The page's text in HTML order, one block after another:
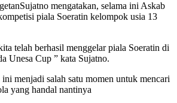
mengatakan, selama ini Askab
piala Soeratin kelompok usia 13
telah berhasil menggelar piala Soeratin di
Unesa Cup ” kata Sujatno.
menjadi salah satu momen untuk mencari
yang handal nantinya